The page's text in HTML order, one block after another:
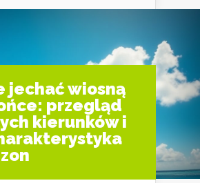
jechać wiosną
przegląd
kierunków i